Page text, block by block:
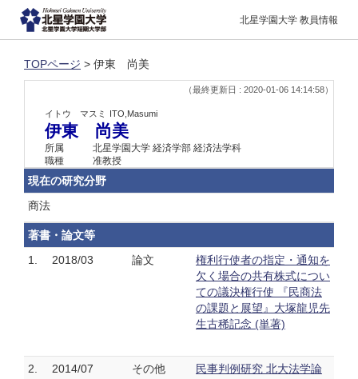
北星学園大学 教員情報
TOPページ > 伊東 尚美
（最終更新日 : 2020-01-06 14:14:58）
イトウ マスミ ITO,Masumi
伊東 尚美
所属
北星学園大学 経済学部 経済法学科
職種
准教授
現在の研究分野
商法
著書・論文等
1.
2018/03 論文
権利行使者の指定・通知を
欠く場合の共有株式につい
ての議決権行使 『民商法
の課題と展望』大塚龍児先
生古稀記念 (単著)
2. 2014/07 その他
民事判例研究 北大法学論